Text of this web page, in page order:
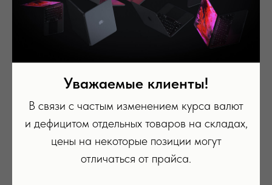
свяжитесь с нашим менеджером для получения дополнительной информации.
Samsung Galaxy S25 Edge
— смартфон для тех, кто хочет эффектный изогнутый
экран, высокую производительность и премиальную камеру в одном устройстве.
Память: 512 Гб
Оперативная память: 12 Гб
Вас может заинтересовать
Уважаемые клиенты!
В связи с частым изменением курса валют
и дефицитом отдельных товаров на складах,
цены на некоторые позиции могут
отличаться от прайса.